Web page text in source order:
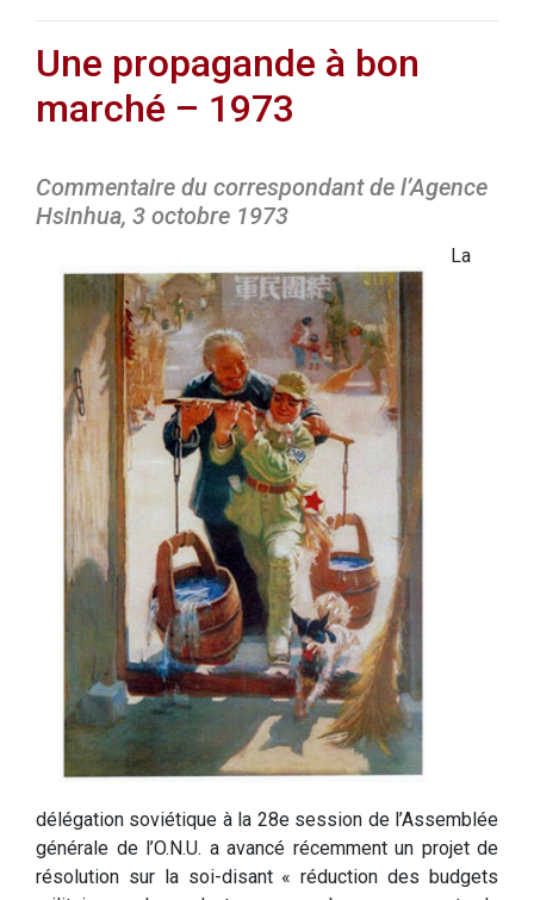
Une propagande à bon
marché – 1973
Commentaire du correspondant de l’Agence
Hsinhua, 3 octobre 1973
La
délégation soviétique à la 28e session de l’Assemblée
générale de l’O.N.U. a avancé récemment un projet de
résolution sur la soi-disant « réduction des budgets